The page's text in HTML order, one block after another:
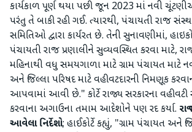
કાર્યકાળ પૂર્ણ થયા પછી જૂન 2023 માં નવી
પરંતુ તે બાકી રહી ગઈ. ત્યારથી, પંચાયતી રાજ
સમિતિઓ દ્વારા કાર્યરત છે. તેની સુનાવણીમાં,
પંચાયતી રાજ પ્રણાલીને સુવ્યવસ્થિત કરવા માટે,
મહિનાથી વધુ સમયગાળા માટે ગ્રામ પંચાયત માટે
અને જિલ્લા પરિષદ માટે વહીવટદારની નિમણૂક
આપવામાં આવી છે." કોર્ટે રાજ્ય સરકારના
કરવાના અગાઉના તમામ આદેશોને પણ રદ કર્યા.
આવેલા નિર્દેશો; હાઈકોર્ટે કહ્યું, "ગ્રામ પંચાયત અને